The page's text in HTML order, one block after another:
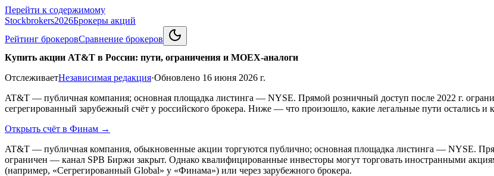
Перейти к содержимому
Stockbrokers2026Брокеры акций
Рейтинг брокеровСравнение брокеров
Купить акции AT&T в России: пути, ограничения и MOEX-аналоги
ОтслеживаетНезависимая редакция·Обновлено 16 июня 2026 г.
AT&T — публичная компания; основная площадка листинга — NYSE. Прямой розничный доступ после 2022 г.
сегрегированный зарубежный счёт у российского брокера. Ниже — что произошло, какие легальные пути остались
Открыть счёт в Финам →
AT&T — публичная компания, обыкновенные акции торгуются публично; основная площадка листинга — NYSE.
ограничен — канал SPB Биржи закрыт. Однако квалифицированные инвесторы могут торговать иностранными
(например, «Сегрегированный Global» у «Финама») или через зарубежного брокера.